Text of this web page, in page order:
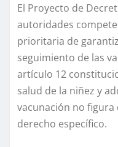
El Proyecto de
autoridades
prioritaria de
seguimiento de las
artículo 12
salud de la niñez y
vacunación no
derecho específico.